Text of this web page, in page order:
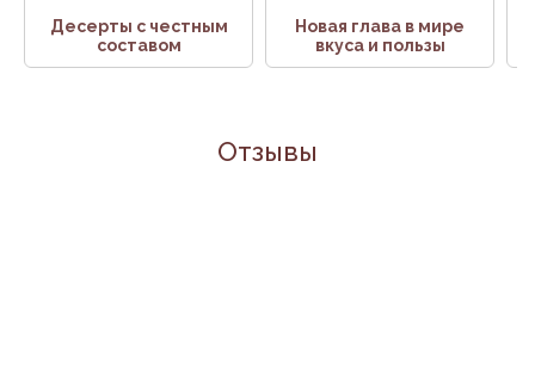
Десерты с честным
составом
Новая глава в мире
вкуса и пользы
Отзывы